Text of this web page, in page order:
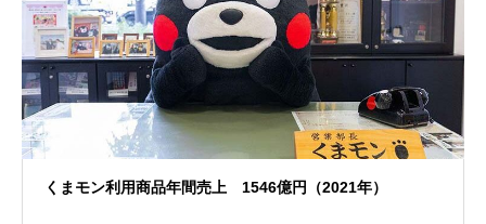
くまモン利用商品年間売上 1546億円（2021年）